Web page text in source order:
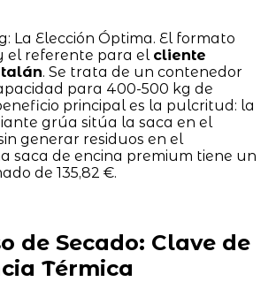
La Elección Óptima. El formato
el referente para el cliente
. Se trata de un contenedor
para 400-500 kg de
principal es la pulcritud: la
grúa sitúa la saca en el
generar residuos en el
saca de encina premium tiene un
de 135,82 €.
de Secado: Clave de
Térmica